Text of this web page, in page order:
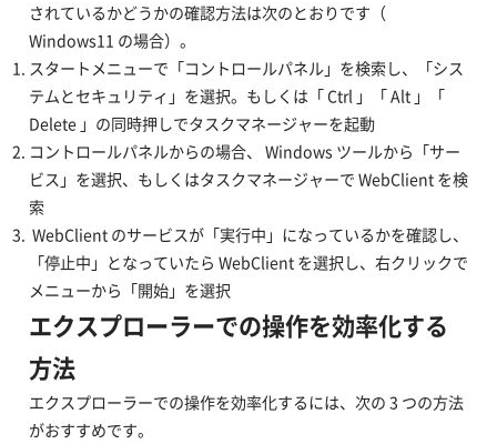
されているかどうかの確認方法は次のとおりです（
Windows11 の場合）。
​スタートメニューで「コントロールパネル」を検索し、「シス
テムとセキュリティ」を選択。もしくは「 Ctrl 」「 Alt 」「
Delete 」の同時押しでタスクマネージャーを起動
​コントロールパネルからの場合、 Windows ツールから「サー
ビス」を選択、もしくはタスクマネージャーで WebClient を検
索
​ WebClient のサービスが「実行中」になっているかを確認し、
「停止中」となっていたら WebClient を選択し、右クリックで
メニューから「開始」を選択
​エクスプローラーでの操作を効率化する
方法
​エクスプローラーでの操作を効率化するには、次の 3 つの方法
がおすすめです。